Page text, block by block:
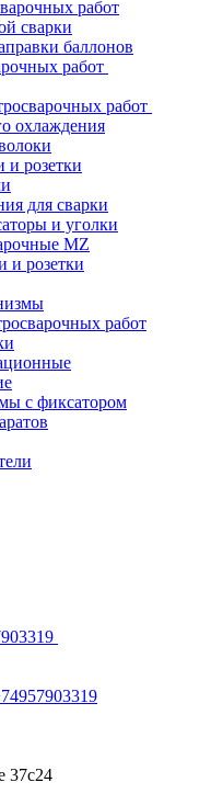
работ
сварки
баллонов
работ
работ
охлаждения
и розетки
для сварки
и уголки
MZ
и розетки
работ
с фиксатором
37с24